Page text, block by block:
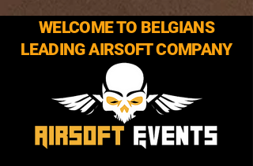
WELCOME TO BELGIANS
LEADING AIRSOFT COMPANY